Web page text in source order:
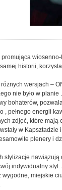
historii,
wersjach –
nie było w planie
bohaterów,
pełnego energii
zdjęć, które mają
w Kapsztadzie
plenery i
stylizacje nawiązują
indywidualny
miejskie